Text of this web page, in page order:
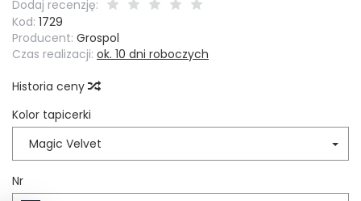
Dodaj recenzję:
Kod: 1729
Producent: Grospol
Czas realizacji: ok. 10 dni roboczych
Historia ceny
Kolor tapicerki
Magic Velvet
Nr